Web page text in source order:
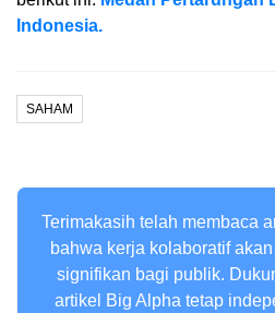
Indonesia.
SAHAM
Terimakasih telah membaca
bahwa kerja kolaboratif
signifikan bagi publik.
artikel Big Alpha tetap